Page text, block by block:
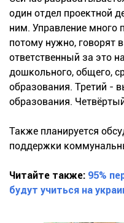
один отдел проектной
ним. Управление много
потому нужно, говорят
ответственный за это
дошкольного, общего,
образования. Третий -
образования.
Также планируется
поддержки
Читайте также: 95%
будут учиться на